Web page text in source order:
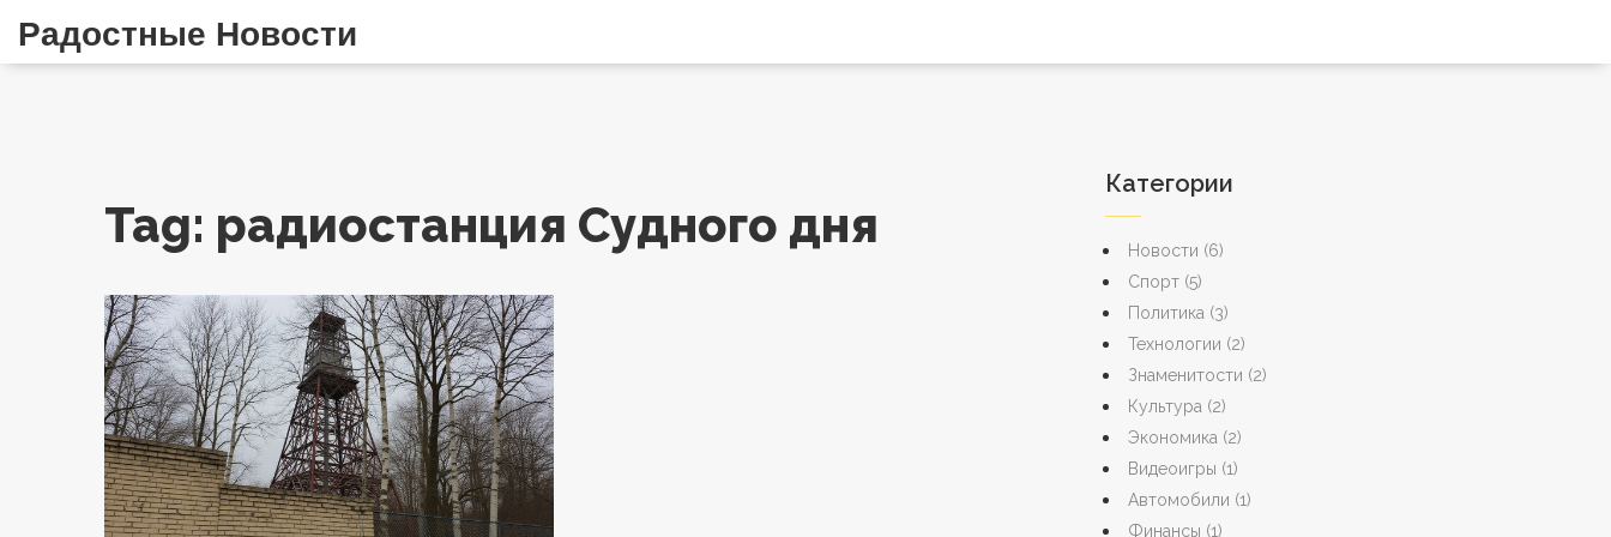
Радостные Новости
Tag: радиостанция Судного дня
Категории
Новости (6)
Спорт (5)
Политика (3)
Технологии (2)
Знаменитости (2)
Культура (2)
Экономика (2)
Видеоигры (1)
Автомобили (1)
Финансы (1)